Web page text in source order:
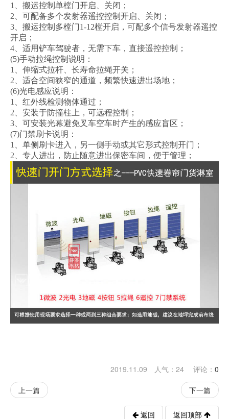
1、搬运控制单樘门开启、关闭；
2、可配备多个发射器遥控控制开启、关闭；
3、搬运控制多樘门1-12樘开启，可配多个信号发射器遥控
开启；
4、适用铲车驾驶者，无需下车，直接遥控控制；
(5)手动拉绳控制说明：
1、伸缩式拉杆、长寿命拉绳开关；
2、适合空间狭窄的通道，频繁快速进出场地；
(6)光电感应说明：
1、红外线检测物体通过；
2、安装于防撞柱上，可远程控制；
3、可安装光幕避免叉车空车时产生的感应盲区；
(7)门禁刷卡说明：
1、单侧刷卡进入，另一侧手动或其它形式控制开门；
2、专人进出，防止随意进出保密车间，便于管理；
2019.11.09 人气： 24 评论： 0
上一篇 下一篇
返回 返回顶部